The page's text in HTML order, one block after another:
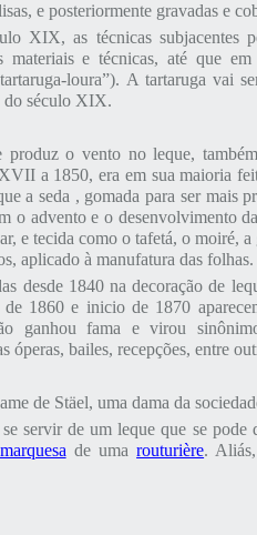
e posteriormente gravadas e
XIX, as técnicas subjacentes
materiais e técnicas, até que
loura”). A tartaruga vai
do século XIX.
produz o vento no leque,
a 1850, era em sua maioria
a seda , gomada para ser mais
o advento e o desenvolvimento
e tecida como o tafetá, o moiré,
aplicado à manufatura das folhas.
desde 1840 na decoração de
1860 e inicio de 1870
ganhou fama e virou
óperas, bailes, recepções, entre
de Stäel, uma dama da
servir de um leque que se
marquesa de umarouturière.